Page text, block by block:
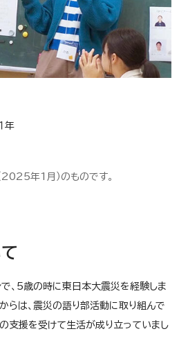
年
年1月）のものです。
、5歳の時に東日本大震災を経験しま
らは、震災の語り部活動に取り組んで
の支援を受けて生活が成り立っていまし